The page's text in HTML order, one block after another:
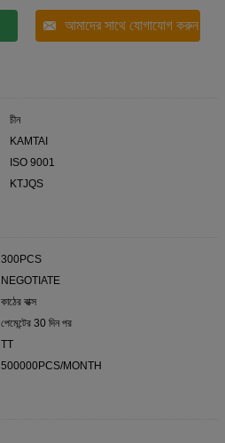
আমাদের সাথে যোগাযোগ করুন
চীন
KAMTAI
ISO 9001
KTJQS
300PCS
NEGOTIATE
কাঠের বাক্স
পেমেন্টের 30 দিন পর
TT
500000PCS/MONTH